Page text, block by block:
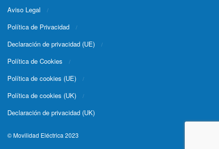
Aviso Legal
Política de Privacidad
Declaración de privacidad (UE)
Política de Cookies
Política de cookies (UE)
Política de cookies (UK)
Declaración de privacidad (UK)
© Movilidad Eléctrica 2023